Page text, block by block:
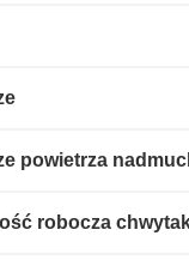
powietrza
robocza